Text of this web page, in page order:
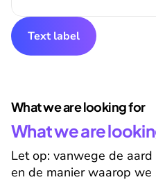
Text label
What we are looking for
What we are
Let op: vanwege de
en de manier waarop